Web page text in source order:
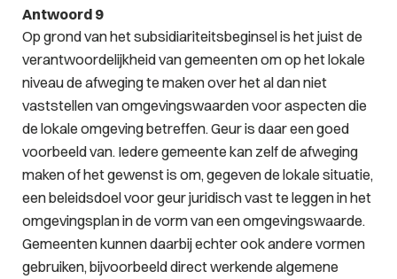
Antwoord 9
Op grond van het subsidiariteitsbeginsel is het juist de
verantwoordelijkheid van gemeenten om op het lokale
niveau de afweging te maken over het al dan niet
vaststellen van omgevingswaarden voor aspecten die
de lokale omgeving betreffen. Geur is daar een goed
voorbeeld van. Iedere gemeente kan zelf de afweging
maken of het gewenst is om, gegeven de lokale situatie,
een beleidsdoel voor geur juridisch vast te leggen in het
omgevingsplan in de vorm van een omgevingswaarde.
Gemeenten kunnen daarbij echter ook andere vormen
gebruiken, bijvoorbeeld direct werkende algemene